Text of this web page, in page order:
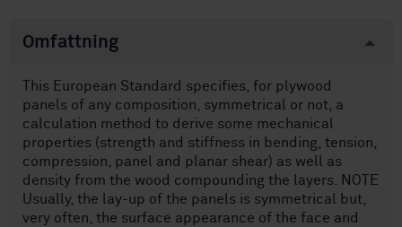
Omfattning
This European Standard specifies, for plywood
panels of any composition, symmetrical or not, a
calculation method to derive some mechanical
properties (strength and stiffness in bending, tension,
compression, panel and planar shear) as well as
density from the wood compounding the layers. NOTE
Usually, the lay-up of the panels is symmetrical but,
very often, the surface appearance of the face and